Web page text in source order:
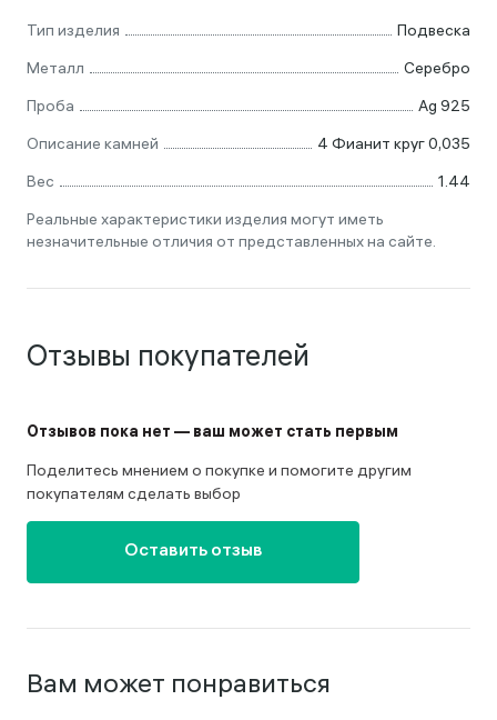
Тип изделия
Подвеска
Металл
Серебро
Проба
Ag 925
Описание камней
4 Фианит круг 0,035
Вес
1.44
Реальные характеристики изделия могут иметь
незначительные отличия от представленных на сайте.
Отзывы покупателей
Отзывов пока нет — ваш может стать первым
Поделитесь мнением о покупке и помогите другим
покупателям сделать выбор
Оставить отзыв
Вам может понравиться